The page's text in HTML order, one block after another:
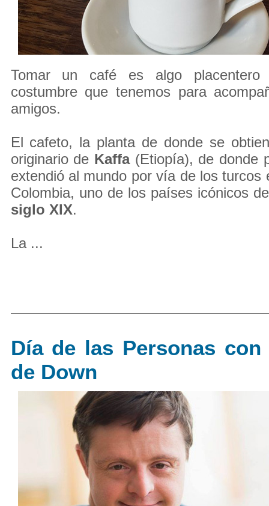
Tomar un café es algo
costumbre que tenemos para
amigos.
El cafeto, la planta de donde se
originario de Kaffa(Etiopía), de donde
extendió al mundo por vía de los
Colombia, uno de los países icónicos
siglo XIX.
La ...
Día de las Personas con
de Down